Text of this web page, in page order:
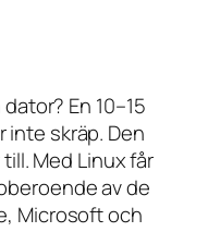
En 10–15
inte skräp. Den
Med Linux får
av de
Microsoft och